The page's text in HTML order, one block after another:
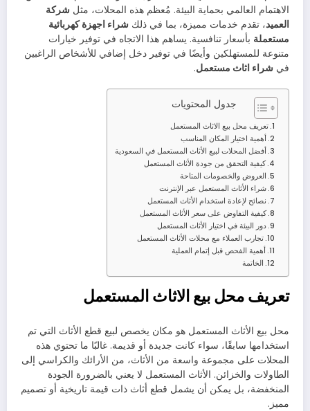
الاهتمام العالمي بحماية البيئة. مُعظم هذه المحلات، مثل شركة
العميد، تقدم خدمات مميزة، بما في ذلك شراء اجهزة كهربائية
مستعملة بأسعار تنافسية. يساهم هذا الاتجاه في توفير خيارات
متنوعة للمستهلكين وأيضًا في توفير دخل إضافي للأشخاص الراغبين
في شراء اثاث مستعمل.
جدول المحتويات
تعريف محل بيع الاثاث المستعمل
أهمية اختيار المكان المناسب
أفضل المحلات لبيع الأثاث المستعمل في السعودية
كيفية التحقق من جودة الأثاث المستعمل
العروض والخصومات المتاحة
شراء الأثاث المستعمل عبر الإنترنت
نصائح لإعادة استخدام الأثاث المستعمل
كيفية التفاوض على سعر الأثاث المستعمل
دور البيئة في اختيار الأثاث المستعمل
تجارب العملاء مع محلات الأثاث المستعمل
أهمية الفحص قبل إتمام العملية
الخاتمة
تعريف محل بيع الاثاث المستعمل
محل بيع الأثاث المستعمل هو مكان يخصص لبيع قطع الأثاث التي تم
استخدامها سابقًا، سواء كانت جديدة أو قديمة. غالبًا ما تحتوي هذه
المحلات على مجموعة واسعة من الأثاث، من الأرائك والكراسي إلى
الطاولات والخزائن. الأثاث المستعمل لا يعني بالضرورة الجودة
المنخفضة، بل يمكن أن يشمل قطع أثاث ذات قيمة تاريخية أو تصميم
مميز.